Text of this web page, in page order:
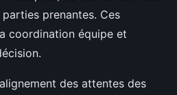
prenantes. Ces
coordination équipe et
des attentes des